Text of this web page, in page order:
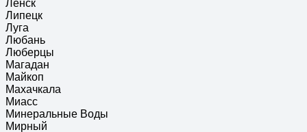
Ленск
Липецк
Луга
Любань
Люберцы
Магадан
Майкоп
Махачкала
Миасс
Минеральные Воды
Мирный